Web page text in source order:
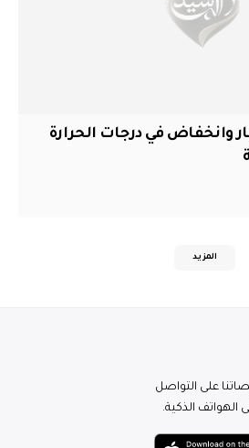
وانخفاض في درجات الحرارة
المزيد
على التواصل
الهواتف الذكية.